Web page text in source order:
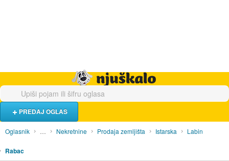
PREDAJ OGLAS
Oglasnik … Nekretnine Prodaja zemljišta Istarska Labin
Rabac